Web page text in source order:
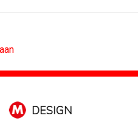
DESIGN